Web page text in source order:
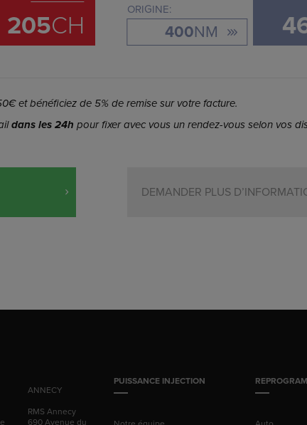
205CH ORIGINE:
400NM
et bénéficiez de 5% de remise sur votre facture.
dans les 24h pour fixer avec vous un rendez-vous selon vos
DEMANDER PLUS
ANNECY
RMS Annecy
690 Avenue du
PUISSANCE INJECTION